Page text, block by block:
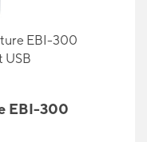
EBI-300
USB
EBI-300